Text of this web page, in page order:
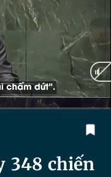
348 chiến